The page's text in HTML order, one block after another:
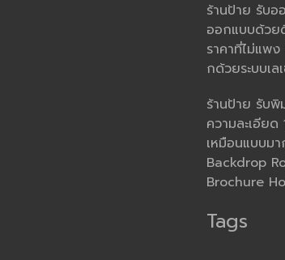
ร้านป้าย รับ
ออกแบบด้วย
ราคาที่ไม่แพ
กด้วยระบบเ
ร้านป้าย รับ
ความละเอีย
เหมือนแบบม
Backdrop
Brochure
Tags